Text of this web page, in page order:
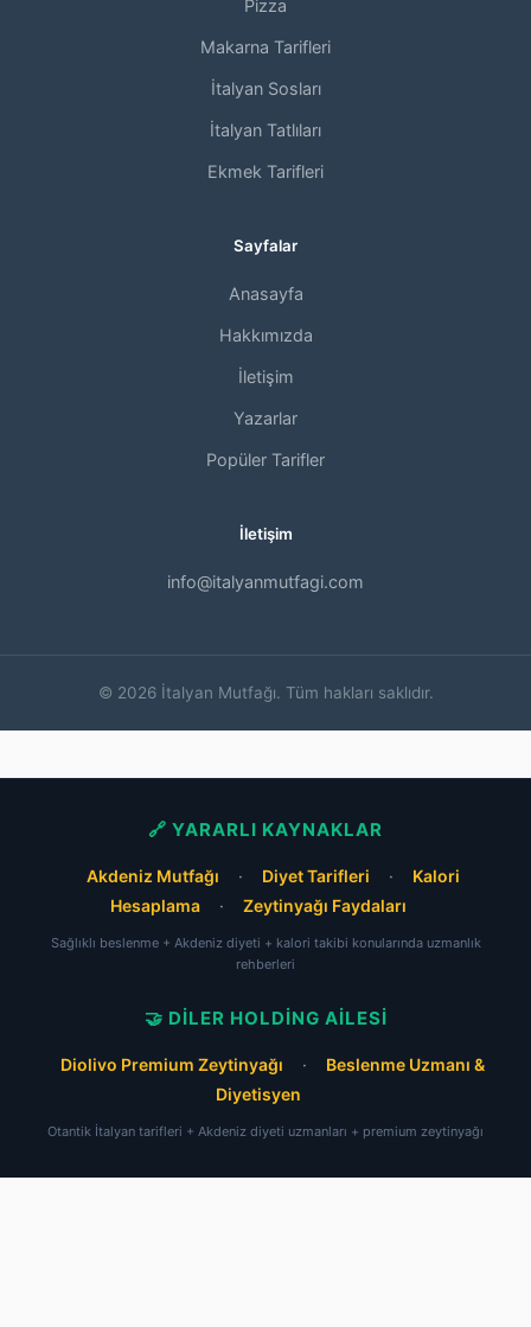
Pizza
Makarna Tarifleri
İtalyan Sosları
İtalyan Tatlıları
Ekmek Tarifleri
Sayfalar
Anasayfa
Hakkımızda
İletişim
Yazarlar
Popüler Tarifler
İletişim
info@italyanmutfagi.com
© 2026 İtalyan Mutfağı. Tüm hakları saklıdır.
🔗 YARARLI KAYNAKLAR
Akdeniz Mutfağı · Diyet Tarifleri ·
Kalori
Hesaplama
· Zeytinyağı Faydaları
Sağlıklı beslenme + Akdeniz diyeti + kalori takibi konularında uzmanlık
rehberleri
🤝 DILER HOLDING AILESI
Diolivo Premium Zeytinyağı ·
Beslenme Uzmanı &
Diyetisyen
Otantik İtalyan tarifleri + Akdeniz diyeti uzmanları + premium zeytinyağı